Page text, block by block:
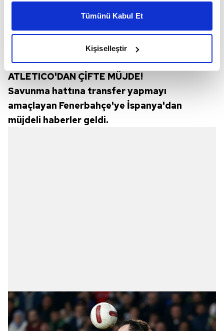
daha iyi reklam deneyimi yaşatabiliriz. Bunu yaparken
amacımızın size daha iyi bir reklam deneyimi sunmak
elimizden gelen çabayı gösterdiğimizi ve bu noktada,
kalemimiz olduğunu sizlere hatırlatmak isteriz.
Her halükârda, kullanıcılar, bu çerezlere izin vermedikleri
takdirde, kullanıcılara hedefli reklamlar
gösterilmeyecektir."
için Ayarlar butonuna tıklayabilir,Çerez Bilgilendirme
Metnimiziziyaret edebilirsiniz.
Tümünü Kabul Et
Kişiselleştir
ATLETICO'DAN ÇİFTE MÜJDE!
Savunma hattına transfer yapmayı
amaçlayan Fenerbahçe'ye İspanya'dan
müjdeli haberler geldi.